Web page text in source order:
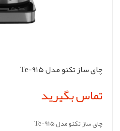
چای ساز تکنو مدل Te-915
تماس بگیرید
چای ساز تکنو مدل Te-915